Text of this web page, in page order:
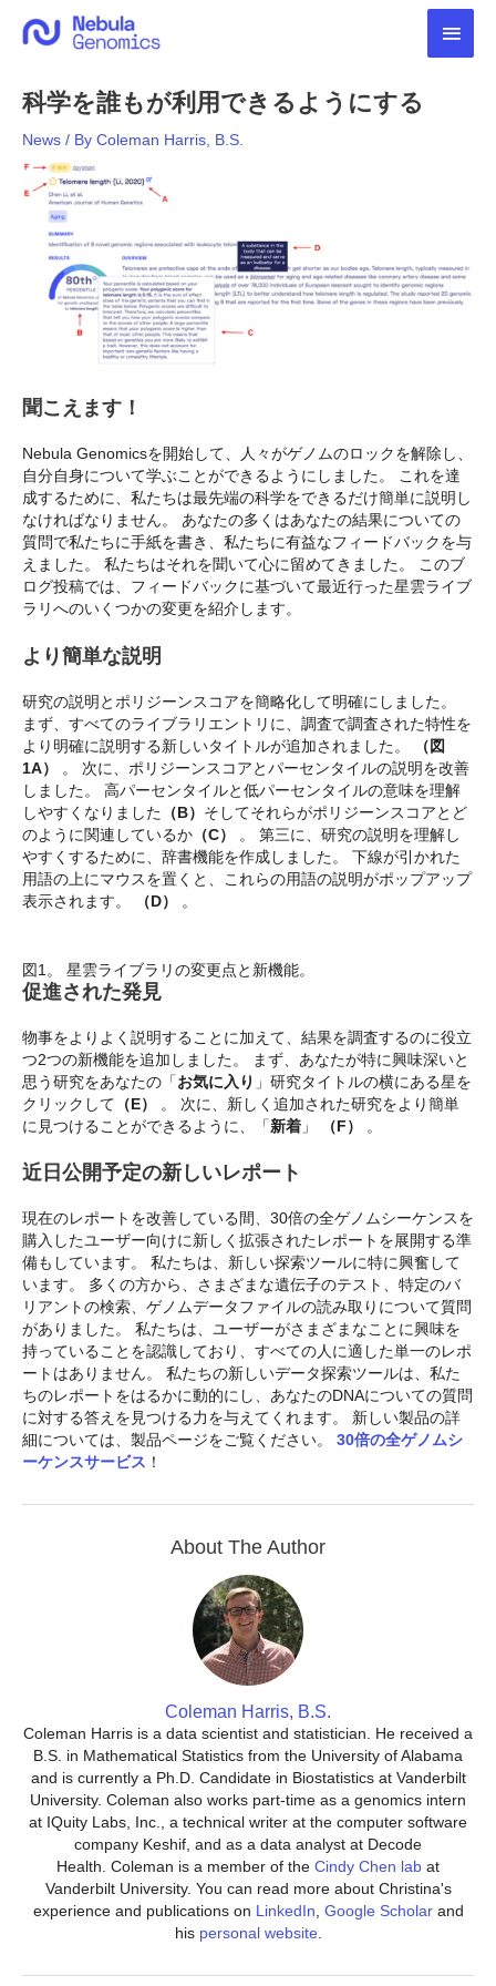
メ
ー
科学を誰もが利用できるようにする
News / By Coleman Harris, B.S.
聞こえます！
Nebula Genomicsを開始して、人々がゲノムのロックを解除し、
自分自身について学ぶことができるようにしました。 これを達
成するために、私たちは最先端の科学をできるだけ簡単に説明し
なければなりません。 あなたの多くはあなたの結果についての
質問で私たちに手紙を書き、私たちに有益なフィードバックを与
えました。 私たちはそれを聞いて心に留めてきました。 このブ
ログ投稿では、フィードバックに基づいて最近行った星雲ライブ
ラリへのいくつかの変更を紹介します。
より簡単な説明
研究の説明とポリジーンスコアを簡略化して明確にしました。
まず、すべてのライブラリエントリに、調査で調査された特性を
より明確に説明する新しいタイトルが追加されました。
（図
1A）
。 次に、ポリジーンスコアとパーセンタイルの説明を改善
しました。 高パーセンタイルと低パーセンタイルの意味を理解
しやすくなりました （B） そしてそれらがポリジーンスコアとど
のように関連しているか （C）
。 第三に、研究の説明を理解し
やすくするために、辞書機能を作成しました。 下線が引かれた
用語の上にマウスを置くと、これらの用語の説明がポップアップ
表示されます。
（D） 。
図1。 星雲ライブラリの変更点と新機能。
促進された発見
物事をよりよく説明することに加えて、結果を調査するのに役立
つ2つの新機能を追加しました。 まず、あなたが特に興味深いと
思う研究をあなたの「お気に入り 」研究タイトルの横にある星を
クリックして （E）
。 次に、新しく追加された研究をより簡単
に見つけることができるように、「新着 」 （F） 。
近日公開予定の新しいレポート
現在のレポートを改善している間、30倍の全ゲノムシーケンスを
購入したユーザー向けに新しく拡張されたレポートを展開する準
備もしています。 私たちは、新しい探索ツールに特に興奮して
います。 多くの方から、さまざまな遺伝子のテスト、特定のバ
リアントの検索、ゲノムデータファイルの読み取りについて質問
がありました。 私たちは、ユーザーがさまざまなことに興味を
持っていることを認識しており、すべての人に適した単一のレポ
ートはありません。 私たちの新しいデータ探索ツールは、私た
ちのレポートをはるかに動的にし、あなたのDNAについての質問
に対する答えを見つける力を与えてくれます。 新しい製品の詳
細については、製品ページをご覧ください。
30倍の全ゲノムシ
ーケンスサービス ！
About The Author
Coleman Harris, B.S.
Coleman Harris is a data scientist and statistician. He received a
B.S. in Mathematical Statistics from the University of Alabama
and is currently a Ph.D. Candidate in Biostatistics at Vanderbilt
University. Coleman also works part-time as a genomics intern
at IQuity Labs, Inc., a technical writer at the computer software
company Keshif, and as a data analyst at Decode
Health. Coleman is a member of the Cindy Chen lab at
Vanderbilt University. You can read more about Christina's
experience and publications on LinkedIn, Google Scholarand
his personal website.